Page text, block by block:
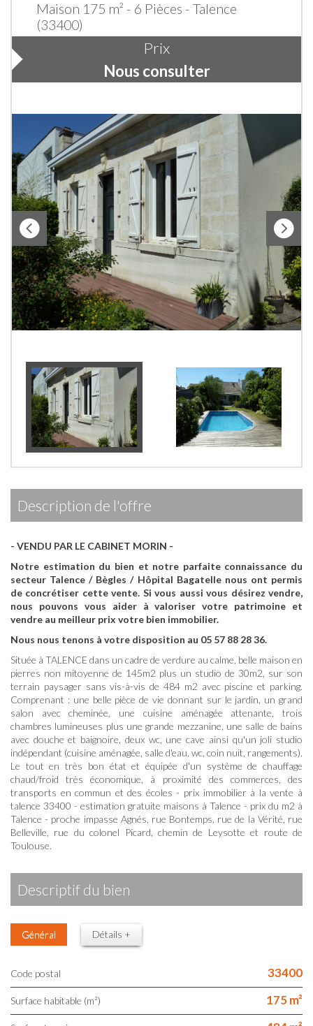
Maison 175 m² - 6 Pièces - Talence
(33400)
Prix
Nous consulter
description de l'offre
- VENDU PAR LE CABINET MORIN -
Notre estimation du bien et notre parfaite connaissance du
secteur Talence / Bègles / Hôpital Bagatelle nous ont permis
de concrétiser cette vente. Si vous aussi vous désirez vendre,
nous pouvons vous aider à valoriser votre patrimoine et
vendre au meilleur prix votre bien immobilier.
Nous nous tenons à votre disposition au 05 57 88 28 36.
Située à TALENCE dans un cadre de verdure au calme, belle maison en
pierres non mitoyenne de 145m2 plus un studio de 30m2, sur son
terrain paysager sans vis-à-vis de 484 m2 avec piscine et parking.
Comprenant : une belle pièce de vie donnant sur le jardin, un grand
salon avec cheminée, une cuisine aménagée attenante, trois
chambres lumineuses plus une grande mezzanine, une salle de bains
avec douche et baignoire, deux wc, une cave ainsi qu'un joli studio
indépendant (cuisine aménagée, salle d'eau, wc, coin nuit, rangements).
Le tout en très bon état et équipée d'un système de chauffage
chaud/froid très économique, à proximité des commerces, des
transports en commun et des écoles - prix immobilier à la vente à
talence 33400 - estimation gratuite maisons à Talence - prix du m2 à
Talence - proche impasse Agnés, rue Bontemps, rue de la Vérité, rue
Belleville, rue du colonel Picard, chemin de Leysotte et route de
Toulouse.
descriptif du bien
Général Détails +
Code postal 33400
Surface habitable (m²) 175 m²